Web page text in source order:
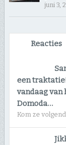
juni 3,
Reacties
een
vandaag
Domoda…
Kom ze